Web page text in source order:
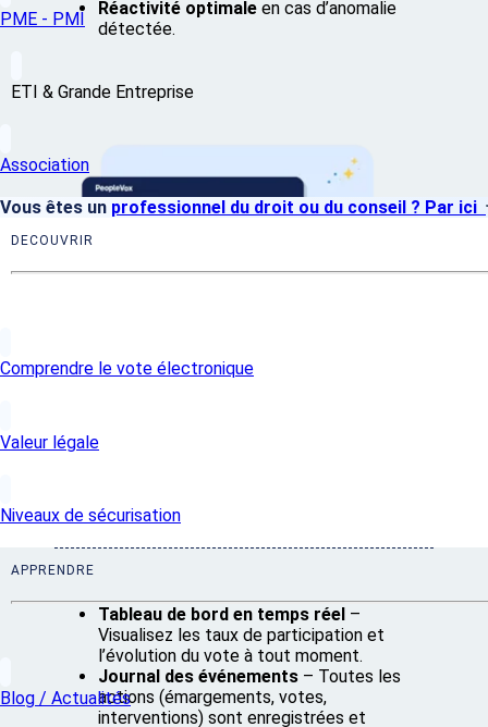
PME - PMI
ETI & Grande Entreprise
Association
Vous êtes un professionnel du droit ou du conseil ? Par ici
DECOUVRIR
Comprendre le vote électronique
Valeur légale
Niveaux de sécurisation
APPRENDRE
Blog / Actualités
Réactivité optimale en cas d’anomalie
détectée.
Tableau de bord en temps réel –
Visualisez les taux de participation et
l’évolution du vote à tout moment.
Journal des événements – Toutes les
actions (émargements, votes,
interventions) sont enregistrées et